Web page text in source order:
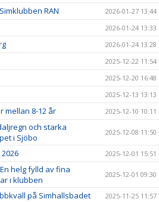
RAN 2026-01-27 13:44
2026-01-24 13:33
2026-01-24 13:28
2025-12-22 11:54
2025-12-20 16:48
2025-12-13 13:13
mellan 8-12 år 2025-12-10 10:11
och starka
i Sjöbo
2025-12-08 11:50
2025-12-01 15:51
helg fylld av fina
i klubben
2025-12-01 09:30
på Simhallsbadet 2025-11-25 11:57